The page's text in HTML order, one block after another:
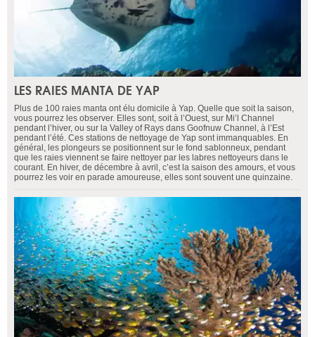
LES RAIES MANTA DE YAP
Plus de 100 raies manta ont élu domicile à Yap. Quelle que soit la saison,
vous pourrez les observer. Elles sont, soit à l’Ouest, sur Mi’l Channel
pendant l’hiver, ou sur la Valley of Rays dans Goofnuw Channel, à l’Est
pendant l’été. Ces stations de nettoyage de Yap sont immanquables. En
général, les plongeurs se positionnent sur le fond sablonneux, pendant
que les raies viennent se faire nettoyer par les labres nettoyeurs dans le
courant. En hiver, de décembre à avril, c’est la saison des amours, et vous
pourrez les voir en parade amoureuse, elles sont souvent une quinzaine.